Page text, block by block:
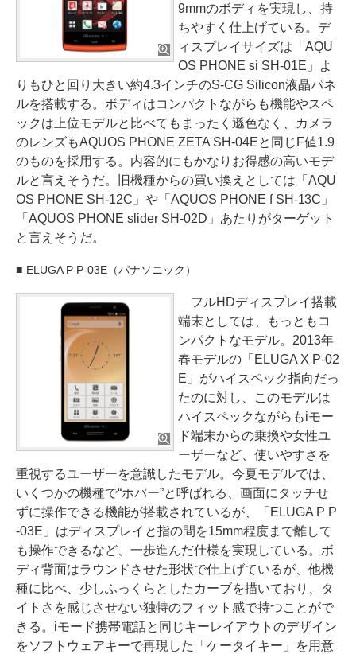
9mmのボディを実現し、持
ちやすく仕上げている。デ
ィスプレイサイズは「AQU
OS PHONE si SH-01E」よ
りもひと回り大きい約4.3インチのS-CG Silicon液晶パネ
ルを搭載する。ボディはコンパクトながらも機能やスペ
ックは上位モデルと比べてもまったく遜色なく、カメラ
のレンズもAQUOS PHONE ZETA SH-04Eと同じF値1.9
のものを採用する。内容的にもかなりお得感の高いモデ
ルと言えそうだ。旧機種からの買い換えとしては「AQU
OS PHONE SH-12C」や「AQUOS PHONE f SH-13C」
「AQUOS PHONE slider SH-02D」あたりがターゲット
と言えそうだ。
ELUGA P P-03E（パナソニック）
フルHDディスプレイ搭載
端末としては、もっともコ
ンパクトなモデル。2013年
春モデルの「ELUGA X P-02
E」がハイスペック指向だっ
たのに対し、このモデルは
ハイスペックながらもiモー
ド端末からの乗換や女性ユ
ーザーなど、使いやすさを
重視するユーザーを意識したモデル。今夏モデルでは、
いくつかの機種で“ホバー”と呼ばれる、画面にタッチせ
ずに操作できる機能が搭載されているが、「ELUGA P P
-03E」はディスプレイと指の間を15mm程度まで離して
も操作できるなど、一歩進んだ仕様を実現している。ボ
ディ背面はラウンドさせた形状で仕上げているが、他機
種に比べ、少しふっくらとしたカーブを描いており、タ
イトさを感じさせない独特のフィット感で持つことがで
きる。iモード携帯電話と同じキーレイアウトのデザイン
をソフトウェアキーで再現した「ケータイキー」を用意